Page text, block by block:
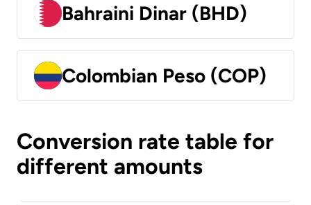
Bahraini Dinar (BHD)
Colombian Peso (COP)
Conversion rate table for
different amounts